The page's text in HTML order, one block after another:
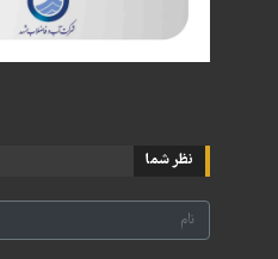
نظر شما